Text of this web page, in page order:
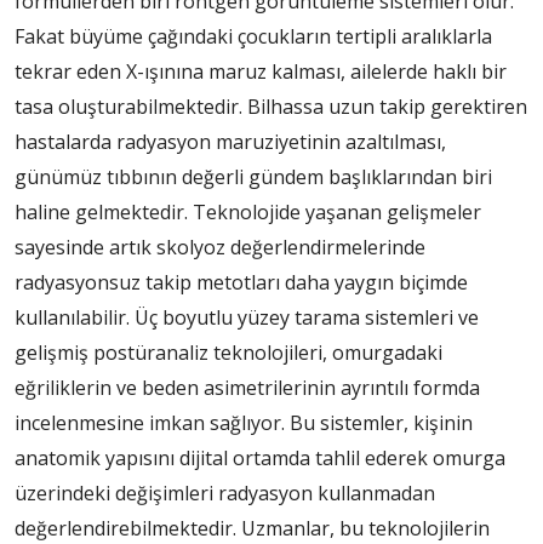
Fakat büyüme çağındaki çocukların tertipli aralıklarla
tekrar eden X-ışınına maruz kalması, ailelerde haklı bir
tasa oluşturabilmektedir. Bilhassa uzun takip gerektiren
hastalarda radyasyon maruziyetinin azaltılması,
günümüz tıbbının değerli gündem başlıklarından biri
haline gelmektedir. Teknolojide yaşanan gelişmeler
sayesinde artık skolyoz değerlendirmelerinde
radyasyonsuz takip metotları daha yaygın biçimde
kullanılabilir. Üç boyutlu yüzey tarama sistemleri ve
gelişmiş postüranaliz teknolojileri, omurgadaki
eğriliklerin ve beden asimetrilerinin ayrıntılı formda
incelenmesine imkan sağlıyor. Bu sistemler, kişinin
anatomik yapısını dijital ortamda tahlil ederek omurga
üzerindeki değişimleri radyasyon kullanmadan
değerlendirebilmektedir. Uzmanlar, bu teknolojilerin